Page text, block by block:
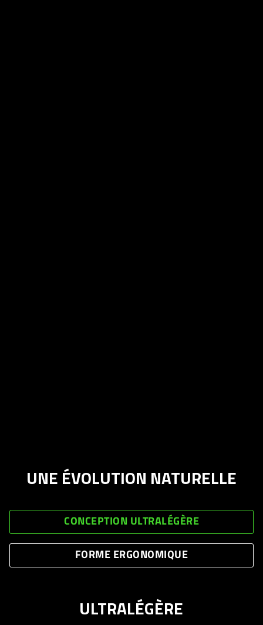
UNE ÉVOLUTION NATURELLE
CONCEPTION ULTRALÉGÈRE
FORME ERGONOMIQUE
ULTRALÉGÈRE